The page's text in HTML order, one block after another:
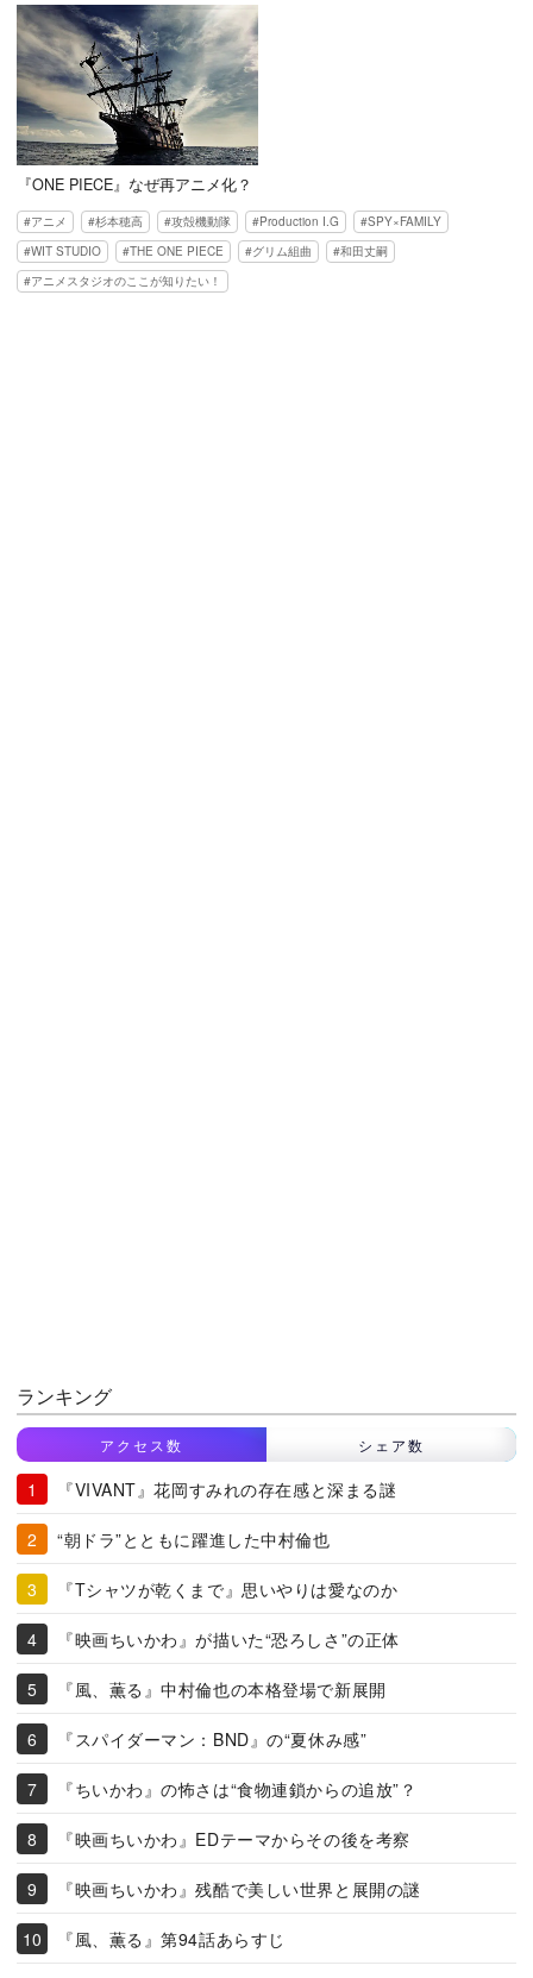
『ONE PIECE』なぜ再アニメ化？
アニメ 杉本穂高 攻殻機動隊 Production I.G
SPY×FAMILY
WIT STUDIO
THE ONE PIECE グリム組曲
和田丈嗣
アニメスタジオのここが知りたい！
ランキング
アクセス数 シェア数
『VIVANT』花岡すみれの存在感と深まる謎
“朝ドラ”とともに躍進した中村倫也
『Tシャツが乾くまで』思いやりは愛なのか
『映画ちいかわ』が描いた“恐ろしさ”の正体
『風、薫る』中村倫也の本格登場で新展開
『スパイダーマン：BND』の“夏休み感”
『ちいかわ』の怖さは“食物連鎖からの追放”？
『映画ちいかわ』EDテーマからその後を考察
『映画ちいかわ』残酷で美しい世界と展開の謎
『風、薫る』第94話あらすじ